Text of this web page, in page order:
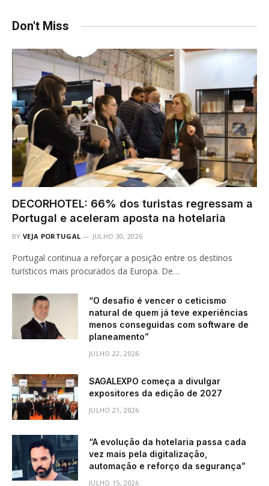
Don't Miss
DECORHOTEL: 66% dos turistas regressam a
Portugal e aceleram aposta na hotelaria
BY VEJA PORTUGAL JULHO 30, 2026
Portugal continua a reforçar a posição entre os destinos
turísticos mais procurados da Europa. De…
“O desafio é vencer o ceticismo
natural de quem já teve experiências
menos conseguidas com software de
planeamento”
JULHO 22, 2026
SAGALEXPO começa a divulgar
expositores da edição de 2027
JULHO 21, 2026
“A evolução da hotelaria passa cada
vez mais pela digitalização,
automação e reforço da segurança”
JULHO 15, 2026